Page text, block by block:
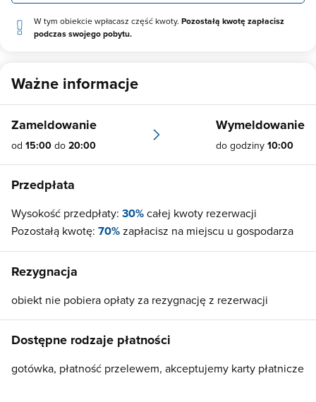
W tym obiekcie wpłacasz część kwoty. Pozostałą kwotę zapłacisz
podczas swojego pobytu.
Ważne informacje
Zameldowanie
od 15:00 do 20:00
Wymeldowanie
do godziny 10:00
Przedpłata
Wysokość przedpłaty: 30%całej kwoty rezerwacji
Pozostałą kwotę: 70%zapłacisz na miejscu u gospodarza
Rezygnacja
obiekt nie pobiera opłaty za rezygnację z rezerwacji
Dostępne rodzaje płatności
gotówka, płatność przelewem, akceptujemy karty płatnicze